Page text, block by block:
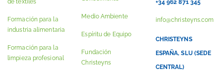
de textiles
Formación para la
industria alimentaria
Formación para la
limpieza profesional
Medio Ambiente
Espíritu de Equipo
Fundación
Christeyns
+34 962 871 345
info@christeyns.com
CHRISTEYNS
ESPAÑA, SLU (SEDE
CENTRAL)